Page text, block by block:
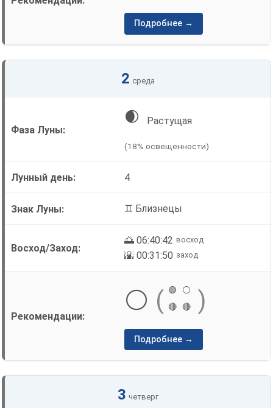
Подробнее →
2 среда
🌒 Растущая
(18% освещенности)
4
♊ Близнецы
🌅 06:40:42 восход
🌇 00:31:50 заход
⚪ ( 🟢
⚪
🔴
🔴 )
Подробнее →
3 четверг